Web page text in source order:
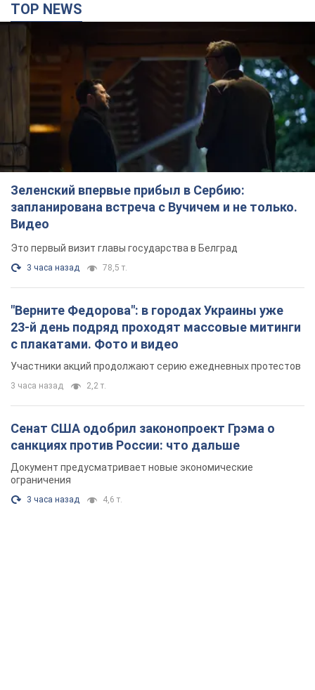
TOP NEWS
Зеленский впервые прибыл в Сербию:
запланирована встреча с Вучичем и не только.
Видео
Это первый визит главы государства в Белград
3 часа назад 78,5 т.
"Верните Федорова": в городах Украины уже
23-й день подряд проходят массовые митинги
с плакатами. Фото и видео
Участники акций продолжают серию ежедневных протестов
3 часа назад 2,2 т.
Сенат США одобрил законопроект Грэма о
санкциях против России: что дальше
Документ предусматривает новые экономические
ограничения
3 часа назад 4,6 т.